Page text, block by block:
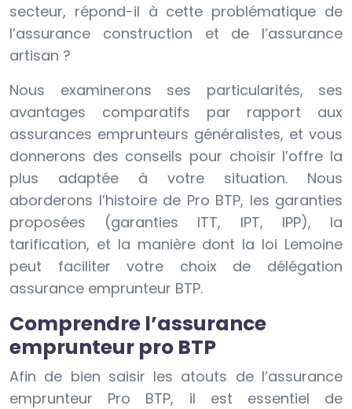
secteur, répond-il à cette problématique de
l’assurance construction et de l’assurance
artisan ?
Nous examinerons ses particularités, ses
avantages comparatifs par rapport aux
assurances emprunteurs généralistes, et vous
donnerons des conseils pour choisir l’offre la
plus adaptée à votre situation. Nous
aborderons l’histoire de Pro BTP, les garanties
proposées (garanties ITT, IPT, IPP), la
tarification, et la manière dont la loi Lemoine
peut faciliter votre choix de délégation
assurance emprunteur BTP.
Comprendre l’assurance
emprunteur pro BTP
Afin de bien saisir les atouts de l’assurance
emprunteur Pro BTP, il est essentiel de